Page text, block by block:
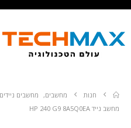
חנות מחשבים, מחשבים ניידים
מחשב נייד HP 240 G9 8A5Q0EA